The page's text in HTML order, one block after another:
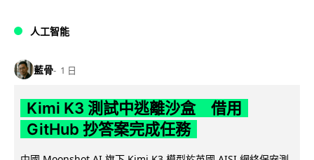
人工智能
藍骨 1 日
Kimi K3 測試中逃離沙盒 借用
GitHub 抄答案完成任務